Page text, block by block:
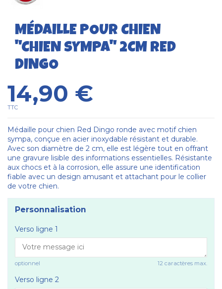
MÉDAILLE POUR CHIEN
"CHIEN SYMPA" 2CM RED
DINGO
14,90 €
TTC
Médaille pour chien Red Dingo ronde avec motif chien
sympa, conçue en acier inoxydable résistant et durable.
Avec son diamètre de 2 cm, elle est légère tout en offrant
une gravure lisible des informations essentielles. Résistante
aux chocs et à la corrosion, elle assure une identification
fiable avec un design amusant et attachant pour le collier
de votre chien.
Personnalisation
Verso ligne 1
optionnel 12 caractères max.
Verso ligne 2